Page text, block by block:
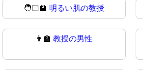
🧑🏻‍🏫 明るい肌の教授
👨‍🏫教授の男性